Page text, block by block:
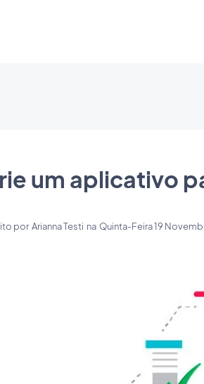
um aplicativo
porArianna Testi na Quinta-Feira 19